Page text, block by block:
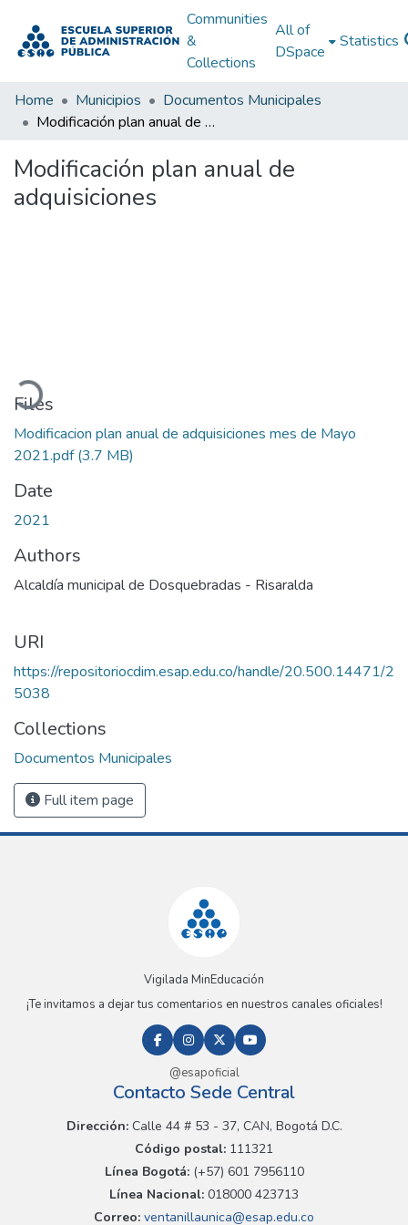
Communities
&
Collections
All of
DSpace
Statistics
Home Municipios
Documentos Municipales
Modificación plan anual de adquisiciones
Modificación plan anual de
adquisiciones
Files
Modificacion plan anual de adquisiciones mes de Mayo
2021.pdf(3.7 MB)
Date
2021
Authors
Alcaldía municipal de Dosquebradas - Risaralda
URI
https://repositoriocdim.esap.edu.co/handle/20.500.14471/2
5038
Collections
Documentos Municipales
Full item page
Vigilada MinEducación
¡Te invitamos a dejar tus comentarios en nuestros canales oficiales!
@esapoficial
Contacto Sede Central
Dirección:Calle 44 # 53 - 37, CAN, Bogotá D.C.
Código postal: 111321
Línea Bogotá:(+57) 601 7956110
Línea Nacional: 018000 423713
Correo: ventanillaunica@esap.edu.co